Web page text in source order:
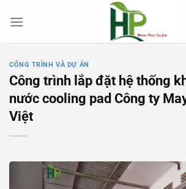
đến
CÔNG TRÌNH VÀ DỰ ÁN
Công trình lắp đặt hệ thống
nước cooling pad Công ty
Việt